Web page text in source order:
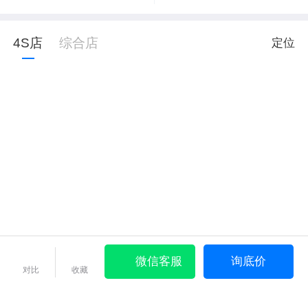
4S店 综合店 定位
对比 收藏
微信客服 询底价